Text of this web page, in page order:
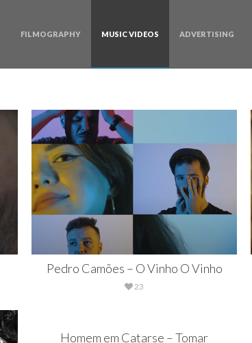
FILMOGRAPHY MUSIC VIDEOS ADVERTISING
Pedro Camões – O Vinho O Vinho
23
Homem em Catarse – Tomar